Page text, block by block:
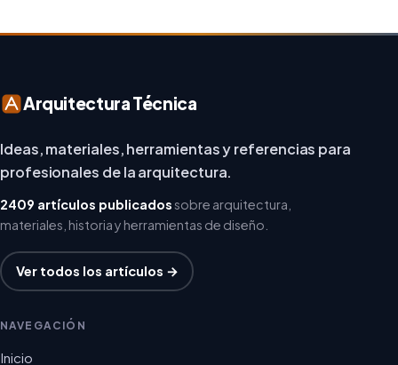
Arquitectura Técnica
Ideas, materiales, herramientas y referencias para
profesionales de la arquitectura.
2409 artículos publicadossobre arquitectura,
materiales, historia y herramientas de diseño.
Ver todos los artículos →
NAVEGACIÓN
Inicio